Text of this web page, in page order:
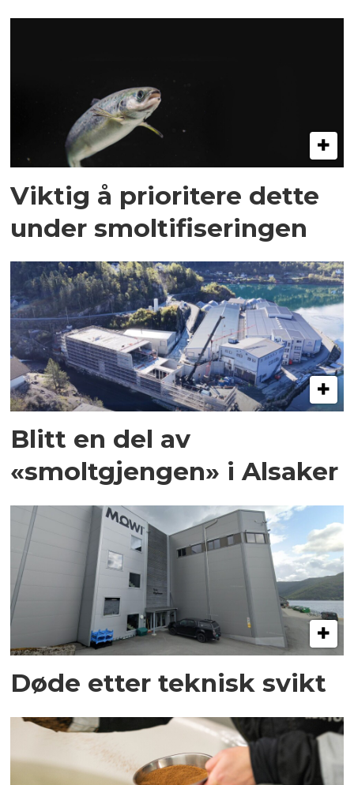
Viktig å prioritere dette
under smoltifiseringen
Blitt en del av
«smoltgjengen» i Alsaker
Døde etter teknisk svikt